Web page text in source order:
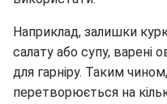
Наприклад, залишки
салату або супу, варені
для гарніру. Таким
перетворюється на